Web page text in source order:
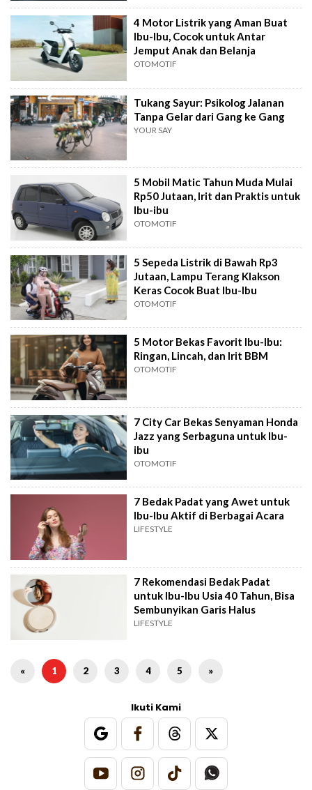
4 Motor Listrik yang Aman Buat
Ibu-Ibu, Cocok untuk Antar
Jemput Anak dan Belanja
OTOMOTIF
Tukang Sayur: Psikolog Jalanan
Tanpa Gelar dari Gang ke Gang
YOUR SAY
5 Mobil Matic Tahun Muda Mulai
Rp50 Jutaan, Irit dan Praktis untuk
Ibu-ibu
OTOMOTIF
5 Sepeda Listrik di Bawah Rp3
Jutaan, Lampu Terang Klakson
Keras Cocok Buat Ibu-Ibu
OTOMOTIF
5 Motor Bekas Favorit Ibu-Ibu:
Ringan, Lincah, dan Irit BBM
OTOMOTIF
7 City Car Bekas Senyaman Honda
Jazz yang Serbaguna untuk Ibu-
ibu
OTOMOTIF
7 Bedak Padat yang Awet untuk
Ibu-Ibu Aktif di Berbagai Acara
LIFESTYLE
7 Rekomendasi Bedak Padat
untuk Ibu-Ibu Usia 40 Tahun, Bisa
Sembunyikan Garis Halus
LIFESTYLE
« 1 2 3 4 5 »
Ikuti Kami